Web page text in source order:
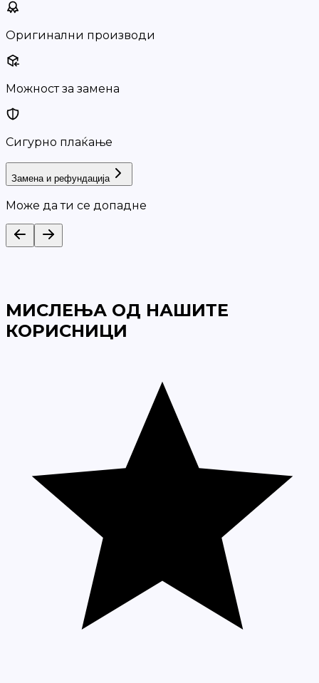
Оригинални производи
Можност за замена
Сигурно плаќање
Замена и рефундација
Може да ти се допадне
МИСЛЕЊА ОД НАШИТЕ
КОРИСНИЦИ